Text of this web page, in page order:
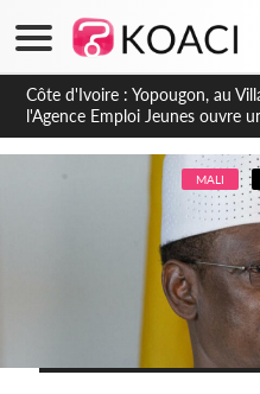
Côte d'Ivoire : CHU de
contractuels obtiennent un
arriérés du SMIG 2023
MALI